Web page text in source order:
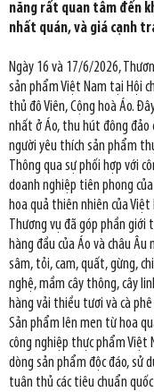
năng rất quan tâm đến
nhất quán, và giá cạnh
Ngày 16 và 17/6/2026,
sản phẩm Việt Nam tại Hội
thủ đô Viên, Cộng hoà Áo.
nhất ở Áo, thu hút đông đảo
người yêu thích sản phẩm
Thông qua sự phối hợp với
doanh nghiệp tiên phong
hoa quả thiên nhiên của
Thương vụ đã góp phần giới
hàng đầu của Áo và châu
sâm, tỏi, cam, quất, gừng,
nghệ, mầm cây thông, cây
hàng vải thiều tươi và cà phê
Sản phẩm lên men từ hoa
công nghiệp thực phẩm
dòng sản phẩm độc đáo, sử
tuân thủ các tiêu chuẩn